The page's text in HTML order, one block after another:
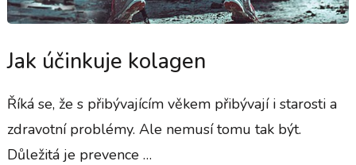
Jak účinkuje kolagen
Říká se, že s přibývajícím věkem přibývají i starosti a
zdravotní problémy. Ale nemusí tomu tak být.
Důležitá je prevence …